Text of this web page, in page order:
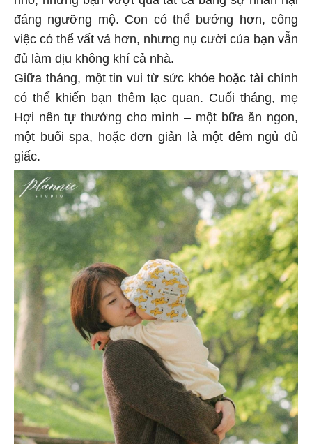
đáng ngưỡng mộ. Con có thể bướng hơn, công
việc có thể vất vả hơn, nhưng nụ cười của bạn vẫn
đủ làm dịu không khí cả nhà.
Giữa tháng, một tin vui từ sức khỏe hoặc tài chính
có thể khiến bạn thêm lạc quan. Cuối tháng, mẹ
Hợi nên tự thưởng cho mình – một bữa ăn ngon,
một buổi spa, hoặc đơn giản là một đêm ngủ đủ
giấc.